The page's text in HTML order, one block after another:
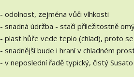
- odolnost, zejména vůči vlhkosti
- snadná údržba - stačí příležitostně
- plast hůře vede teplo (chlad), proto
- snadnější bude i hraní v chladném
- v neposlední řadě typický, čistý